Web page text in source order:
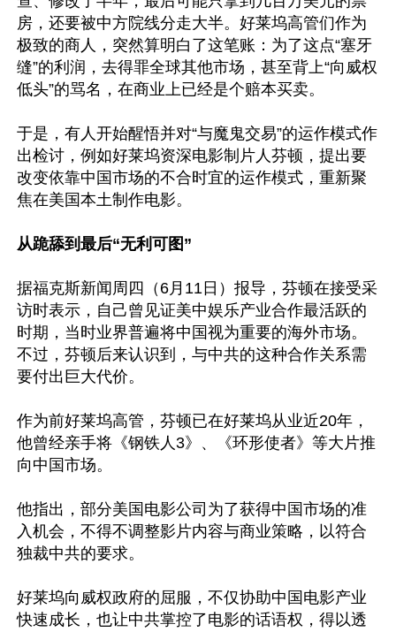
房，还要被中方院线分走大半。好莱坞高管们作为
极致的商人，突然算明白了这笔账：为了这点“塞牙
缝”的利润，去得罪全球其他市场，甚至背上“向威权
低头”的骂名，在商业上已经是个赔本买卖。
于是，有人开始醒悟并对“与魔鬼交易”的运作模式作
出检讨，例如好莱坞资深电影制片人芬顿，提出要
改变依靠中国市场的不合时宜的运作模式，重新聚
焦在美国本土制作电影。
从跪舔到最后“无利可图”
据福克斯新闻周四（6月11日）报导，芬顿在接受采
访时表示，自己曾见证美中娱乐产业合作最活跃的
时期，当时业界普遍将中国视为重要的海外市场。
不过，芬顿后来认识到，与中共的这种合作关系需
要付出巨大代价。
作为前好莱坞高管，芬顿已在好莱坞从业近20年，
他曾经亲手将《钢铁人3》、《环形使者》等大片推
向中国市场。
他指出，部分美国电影公司为了获得中国市场的准
入机会，不得不调整影片内容与商业策略，以符合
独裁中共的要求。
好莱坞向威权政府的屈服，不仅协助中国电影产业
快速成长，也让中共掌控了电影的话语权，得以透